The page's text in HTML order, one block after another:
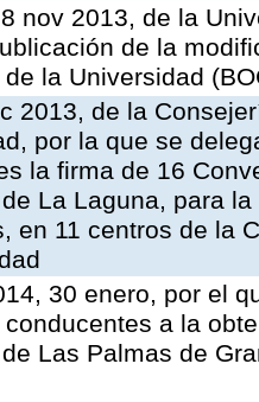
nov 2013, de la
de la
la Universidad
2013, de la
por la que se
la firma de 16
La Laguna, para
en 11 centros de la
30 enero, por el
a la
Las Palmas de